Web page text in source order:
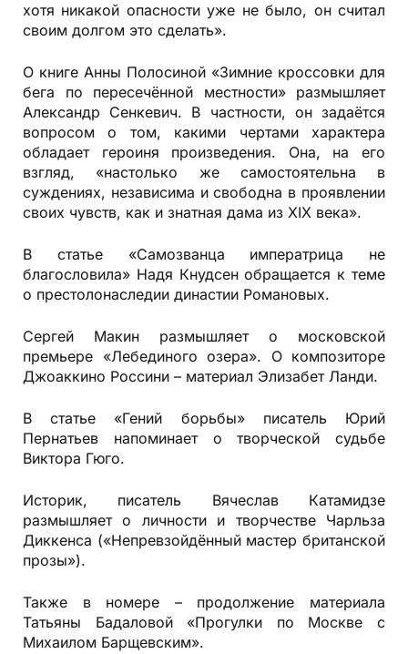
хотя никакой опасности уже не было, он считал
своим долгом это сделать».
О книге Анны Полосиной «Зимние кроссовки для
бега по пересечённой местности» размышляет
Александр Сенкевич. В частности, он задаётся
вопросом о том, какими чертами характера
обладает героиня произведения. Она, на его
взгляд, «настолько же самостоятельна в
суждениях, независима и свободна в проявлении
своих чувств, как и знатная дама из XIX века».
В статье «Самозванца императрица не
благословила» Надя Кнудсен обращается к теме
о престолонаследии династии Романовых.
Сергей Макин размышляет о московской
премьере «Лебединого озера». О композиторе
Джоаккино Россини – материал Элизабет Ланди.
В статье «Гений борьбы» писатель Юрий
Пернатьев напоминает о творческой судьбе
Виктора Гюго.
Историк, писатель Вячеслав Катамидзе
размышляет о личности и творчестве Чарльза
Диккенса («Непревзойдённый мастер британской
прозы»).
Также в номере – продолжение материала
Татьяны Бадаловой «Прогулки по Москве с
Михаилом Барщевским».